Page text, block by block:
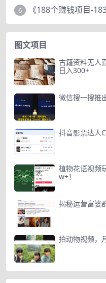
6
图文项目
古籍资料无人
日入300+
微信搜一搜推
抖音影票达人
植物花语视频
w+！
揭秘运营富婆
拍动物视频，